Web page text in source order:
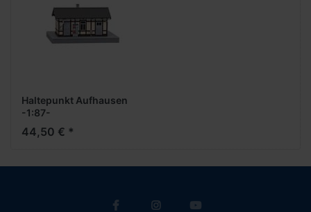
Haltepunkt Aufhausen
-1:87-
44,50 € *